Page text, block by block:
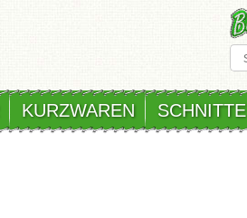
KURZWAREN SCHNITTE